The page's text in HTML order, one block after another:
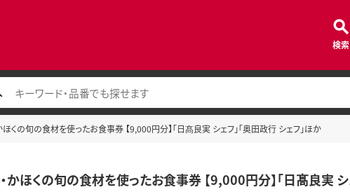
検索
ほくの旬の食材を使ったお食事券 【9,000円分】「日髙良実 シェフ」「奥田政行 シェフ」ほか
かほくの旬の食材を使ったお食事券 【9,000円分】「日髙良実 シ